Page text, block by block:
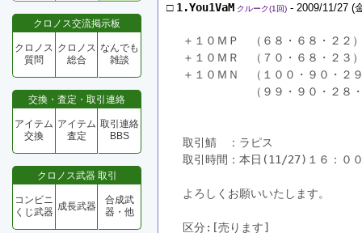
クロノス交流掲示板
クロノス
質問
クロノス
総合
なんでも
雑談
交換・査定・取引連絡
アイテム
交換
アイテム
査定
取引連絡
BBS
クロノス武器 取引
コンビニ
くじ武器 成長武器
合成武
器・他
□ 1.You1VaM クルーク(1回) - 2009/11/27 (
＋１０ＭＰ　（６８・６８・２２
＋１０ＭＲ　（７０・６８・２３
＋１０ＭＮ　（１００・９０・２
（９９・９０・２８・３
取引鯖　：ラピス
取引時間：本日(11/27)１６：０
よろしくお願いいたします。
区分:[売ります]